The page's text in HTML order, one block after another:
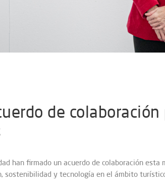
de
han firmado un acuerdo de colaboración esta
y tecnología en el ámbito